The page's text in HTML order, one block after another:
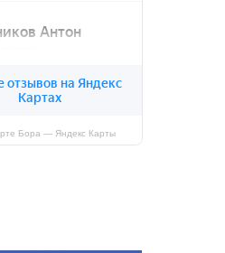
Бора — Яндекс Карты